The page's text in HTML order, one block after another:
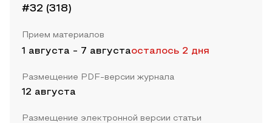
#32 (318)
Прием материалов
1 августа - 7 августаосталось 2 дня
Размещение PDF-версии журнала
12 августа
Размещение электронной версии статьи